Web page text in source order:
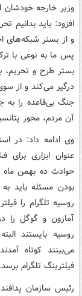
وزیر خارجه
افزود: باید بدانیم
و از بستر شبکه‌های
پس ما به نوعی با
بستر طرح و تحریم،
درگیر می‌کند و از
جنگ بی‌قاعده را به
آن مردم، محور
وی ادامه داد: در
عنوان ابزاری
حوادث ده بهمن ماه
بودن مسئله باید
روسیه تلگرام را
آمازون و گوگل را
روسیه بایستند
فیلترینگ تلگرام برسد.
رئیس سازمان